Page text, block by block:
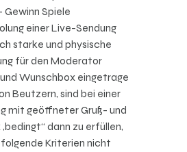
Gewinn Spiele
einer Live-Sendung
starke und physische
für den Moderator
Wunschbox eingetrage
Beutzern, sind bei einer
mit geöffneter Gruß- und
dann zu erfüllen,
Kriterien nicht